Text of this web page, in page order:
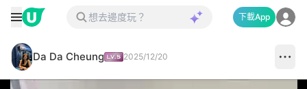
下載App
Da Da Cheung 2025/12/20